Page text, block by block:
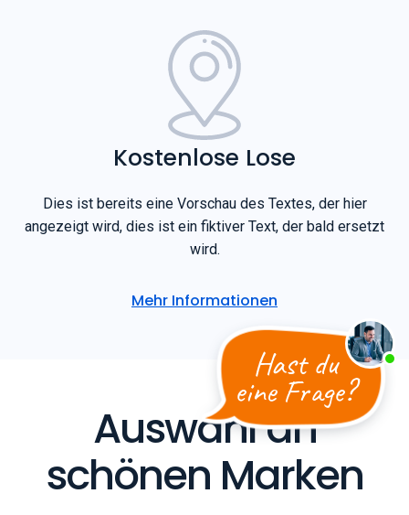
Hast du
eine Frage?
Kostenlose Lose
Dies ist bereits eine Vorschau des Textes, der hier
angezeigt wird, dies ist ein fiktiver Text, der bald ersetzt
wird.
Mehr Informationen
Auswahl an
schönen Marken